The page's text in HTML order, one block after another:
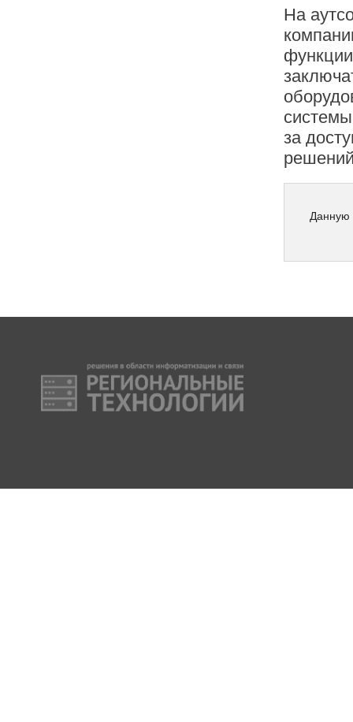
На
за
Данную